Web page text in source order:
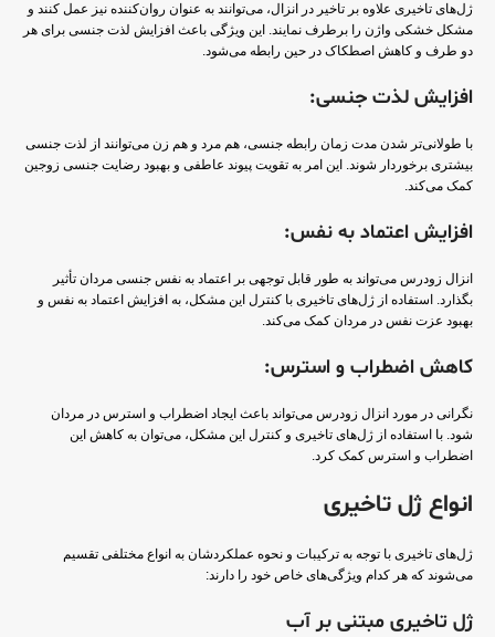
ژل‌های تاخیری علاوه بر تاخیر در انزال، می‌توانند به عنوان روان‌کننده نیز عمل کنند و
مشکل خشکی واژن را برطرف نمایند. این ویژگی باعث افزایش لذت جنسی برای هر
دو طرف و کاهش اصطکاک در حین رابطه می‌شود.
افزایش لذت جنسی:
با طولانی‌تر شدن مدت زمان رابطه جنسی، هم مرد و هم زن می‌توانند از لذت جنسی
بیشتری برخوردار شوند. این امر به تقویت پیوند عاطفی و بهبود رضایت جنسی زوجین
کمک می‌کند.
افزایش اعتماد به نفس:
انزال زودرس می‌تواند به طور قابل توجهی بر اعتماد به نفس جنسی مردان تأثیر
بگذارد. استفاده از ژل‌های تاخیری با کنترل این مشکل، به افزایش اعتماد به نفس و
بهبود عزت نفس در مردان کمک می‌کند.
کاهش اضطراب و استرس:
نگرانی در مورد انزال زودرس می‌تواند باعث ایجاد اضطراب و استرس در مردان
شود. با استفاده از ژل‌های تاخیری و کنترل این مشکل، می‌توان به کاهش این
اضطراب و استرس کمک کرد.
انواع ژل تاخیری
ژل‌های تاخیری با توجه به ترکیبات و نحوه عملکردشان به انواع مختلفی تقسیم
می‌شوند که هر کدام ویژگی‌های خاص خود را دارند:
ژل تاخیری مبتنی بر آب